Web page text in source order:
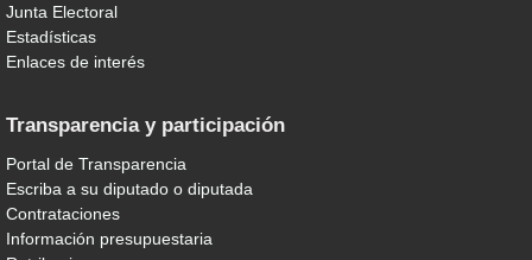
Junta Electoral
Estadísticas
Enlaces de interés
Transparencia y participación
Portal de Transparencia
Escriba a su diputado o diputada
Contrataciones
Información presupuestaria